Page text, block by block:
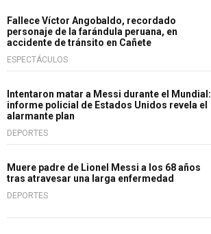
Fallece Víctor Angobaldo, recordado
personaje de la farándula peruana, en
accidente de tránsito en Cañete
ESPECTÁCULOS
Intentaron matar a Messi durante el Mundial:
informe policial de Estados Unidos revela el
alarmante plan
DEPORTES
Muere padre de Lionel Messi a los 68 años
tras atravesar una larga enfermedad
DEPORTES